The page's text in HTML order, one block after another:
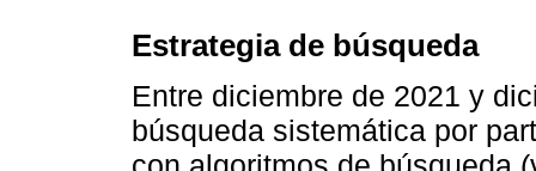
Estrategia de búsqueda
Entre diciembre de 2021 y
búsqueda sistemática por